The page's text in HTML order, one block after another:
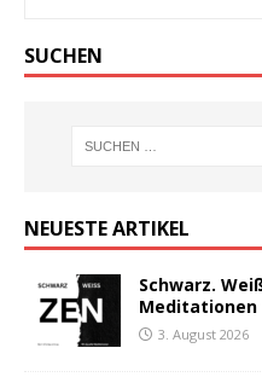
SUCHEN
NEUESTE ARTIKEL
Schwarz.
3. August 2026